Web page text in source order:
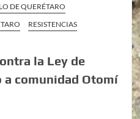
DE QUERÉTARO
RESISTENCIAS
la Ley de
a comunidad Otomí